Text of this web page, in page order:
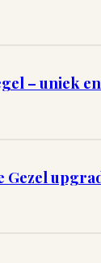
– uniek
Gezel